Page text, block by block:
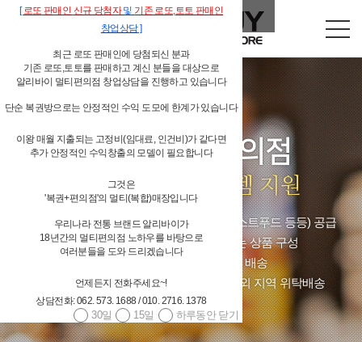
독립형 개인 편의점
알리바이 물류시스템 지원
4,000여 편의점상품(상온상품,저온상품,페스트푸드 등등) 공급
대기업 편의점체인과 경쟁할 수 있는 상품 구성
당일발주 → 당일배송 / 주 6회 배송
광주광역시/전남 알리바이 직접 배송, 그 외 지역 위탁배송
[로또 판매인 신규 당첨자및 기존 로또,토토 판매인
창업상담]
최근 로또 판매인에 당첨되신 분과
기존 로또,토토를 판매하고 계신 분들을 대상으로
알리바이 멀티편의점 창업상담을 진행하고 있습니다
단순 복권방으로는 안정적인 수익 도모에 한계가 있습니다
이왕 매월 지출되는 고정비(임대료, 인건비)가 같다면
추가 안정적인 수익창출의 모델이 필요합니다
그것은
'복권+편의점'의 멀티(복합)매장입니다
우리나라 전통 브랜드 알리바이가
18년간의 멀티편의점 노하우를 바탕으로
여러분들을 도와 드리겠습니다
언제든지 전화주세요~!
상담전화: 062. 573. 1688 / 010. 2716. 1378
하루동안 닫기
15일
30일